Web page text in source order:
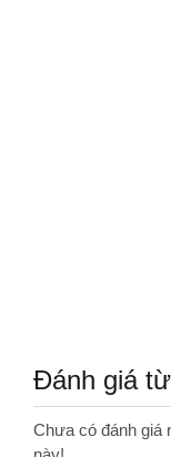
Đánh giá
Chưa có đánh giá